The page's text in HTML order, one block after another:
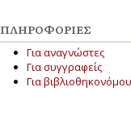
ΠΛΗΡΟΦΟΡΊΕΣ
Για αναγνώστες
Για συγγραφείς
Για